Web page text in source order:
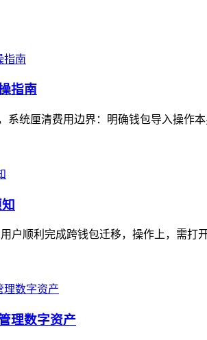
指南
系统厘清费用边界：明确钱包导入操作
户顺利完成跨钱包迁移，操作上，需打
理数字资产